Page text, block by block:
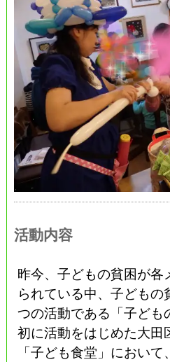
活動内容
昨今、子どもの貧困が
られている中、子どもの
つの活動である「子ども
初に活動をはじめた大田
「子ども食堂」において